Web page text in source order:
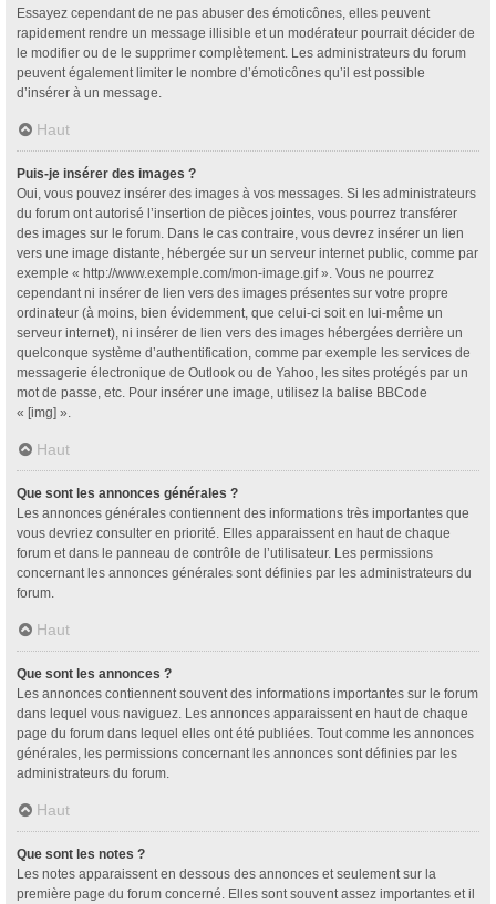
Essayez cependant de ne pas abuser des émoticônes, elles peuvent
rapidement rendre un message illisible et un modérateur pourrait décider de
le modifier ou de le supprimer complètement. Les administrateurs du forum
peuvent également limiter le nombre d’émoticônes qu’il est possible
d’insérer à un message.
Haut
Puis-je insérer des images ?
Oui, vous pouvez insérer des images à vos messages. Si les administrateurs
du forum ont autorisé l’insertion de pièces jointes, vous pourrez transférer
des images sur le forum. Dans le cas contraire, vous devrez insérer un lien
vers une image distante, hébergée sur un serveur internet public, comme par
exemple « http://www.exemple.com/mon-image.gif ». Vous ne pourrez
cependant ni insérer de lien vers des images présentes sur votre propre
ordinateur (à moins, bien évidemment, que celui-ci soit en lui-même un
serveur internet), ni insérer de lien vers des images hébergées derrière un
quelconque système d’authentification, comme par exemple les services de
messagerie électronique de Outlook ou de Yahoo, les sites protégés par un
mot de passe, etc. Pour insérer une image, utilisez la balise BBCode
« [img] ».
Haut
Que sont les annonces générales ?
Les annonces générales contiennent des informations très importantes que
vous devriez consulter en priorité. Elles apparaissent en haut de chaque
forum et dans le panneau de contrôle de l’utilisateur. Les permissions
concernant les annonces générales sont définies par les administrateurs du
forum.
Haut
Que sont les annonces ?
Les annonces contiennent souvent des informations importantes sur le forum
dans lequel vous naviguez. Les annonces apparaissent en haut de chaque
page du forum dans lequel elles ont été publiées. Tout comme les annonces
générales, les permissions concernant les annonces sont définies par les
administrateurs du forum.
Haut
Que sont les notes ?
Les notes apparaissent en dessous des annonces et seulement sur la
première page du forum concerné. Elles sont souvent assez importantes et il